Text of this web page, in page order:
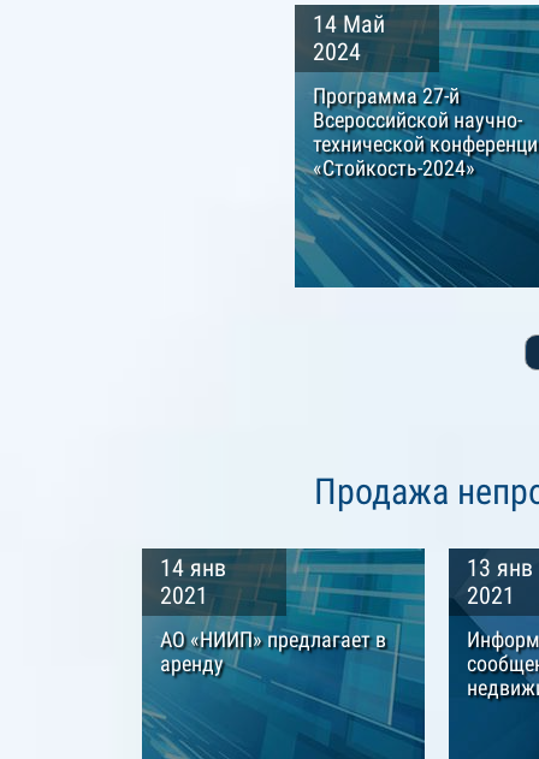
14 Май
2024
Программа 27-й
Всероссийской научно-
технической
«Стойкость-2024»
Продажа
14 янв
2021
АО «НИИП» предлагает в
аренду
13 янв
2021